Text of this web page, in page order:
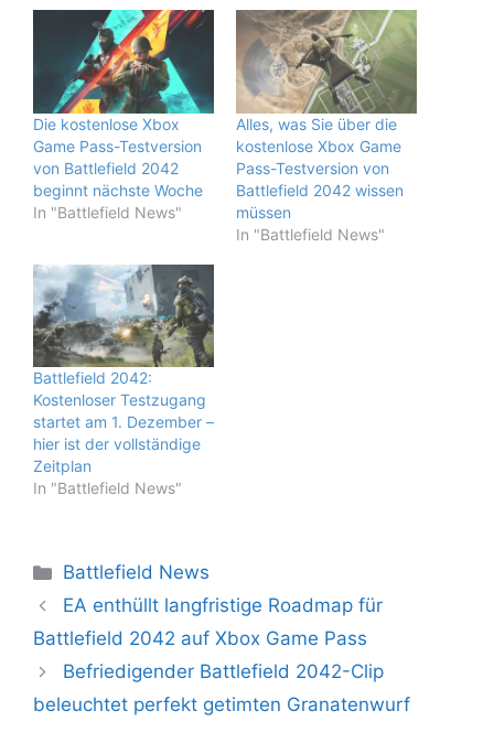
Die kostenlose Xbox
Game Pass-Testversion
von Battlefield 2042
beginnt nächste Woche
In "Battlefield News"
Alles, was Sie über die
kostenlose Xbox Game
Pass-Testversion von
Battlefield 2042 wissen
müssen
In "Battlefield News"
Battlefield 2042:
Kostenloser Testzugang
startet am 1. Dezember –
hier ist der vollständige
Zeitplan
In "Battlefield News"
Kategorien
Battlefield News
EA enthüllt langfristige Roadmap für
Battlefield 2042 auf Xbox Game Pass
Befriedigender Battlefield 2042-Clip
beleuchtet perfekt getimten Granatenwurf